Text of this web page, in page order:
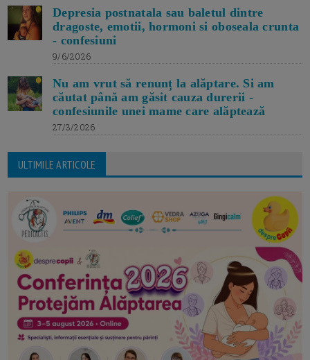
Depresia postnatala sau baletul dintre
dragoste, emotii, hormoni si oboseala crunta
- confesiuni
9/6/2026
Nu am vrut să renunț la alăptare. Si am
căutat până am găsit cauza durerii -
confesiunile unei mame care alăptează
27/3/2026
ULTIMILE ARTICOLE